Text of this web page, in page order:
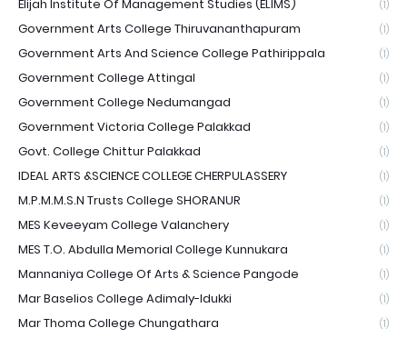
Elijah Institute Of Management Studies (ELIMS) (1)
Government Arts College Thiruvananthapuram (1)
Government Arts And Science College Pathirippala (1)
Government College Attingal (1)
Government College Nedumangad (1)
Government Victoria College Palakkad (1)
Govt. College Chittur Palakkad (1)
IDEAL ARTS &SCIENCE COLLEGE CHERPULASSERY (1)
M.P.M.M.S.N Trusts College SHORANUR (1)
MES Keveeyam College Valanchery (1)
MES T.O. Abdulla Memorial College Kunnukara (1)
Mannaniya College Of Arts & Science Pangode (1)
Mar Baselios College Adimaly-Idukki (1)
Mar Thoma College Chungathara (1)